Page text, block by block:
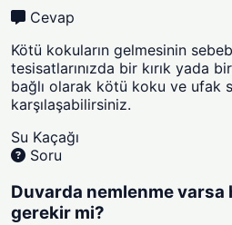
Cevap
Kötü kokuların gelmesinin
tesisatlarınızda bir kırık yada
bağlı olarak kötü koku ve ufak
karşılaşabilirsiniz.
Su Kaçağı
Soru
Duvarda nemlenme varsa
gerekir mi?